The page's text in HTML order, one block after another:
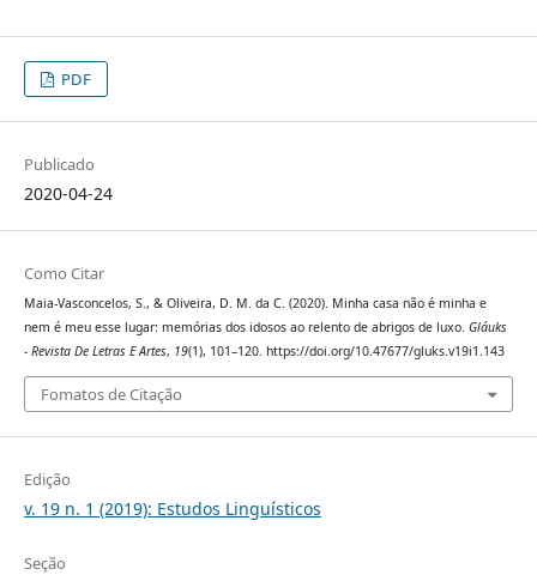
PDF
Publicado
2020-04-24
Como Citar
Maia-Vasconcelos, S., & Oliveira, D. M. da C. (2020). Minha casa não é minha e
nem é meu esse lugar: memórias dos idosos ao relento de abrigos de luxo. Gláuks
- Revista De Letras E Artes, 19(1), 101–120. https://doi.org/10.47677/gluks.v19i1.143
Fomatos de Citação
Edição
v. 19 n. 1 (2019): Estudos Linguísticos
Seção